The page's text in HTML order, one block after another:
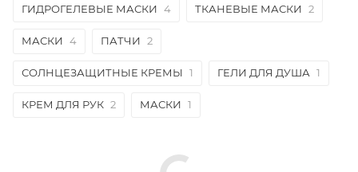
ГИДРОГЕЛЕВЫЕ МАСКИ 4 ТКАНЕВЫЕ МАСКИ 2
МАСКИ 4 ПАТЧИ 2
СОЛНЦЕЗАЩИТНЫЕ КРЕМЫ 1 ГЕЛИ ДЛЯ ДУША 1
КРЕМ ДЛЯ РУК 2 МАСКИ 1